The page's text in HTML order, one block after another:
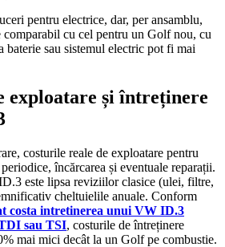
pentru electrice, dar, per ansamblu,
cu cel pentru un Golf nou, cu
baterie sau sistemul electric pot fi mai
exploatare și întreținere
costurile reale de exploatare pentru
încărcarea și eventuale reparații.
este lipsa reviziilor clasice (ulei, filtre,
cheltuielile anuale. Conform
costa intretinerea unui VW ID.3
sau TSI, costurile de întreținere
mai mici decât la un Golf pe combustie.